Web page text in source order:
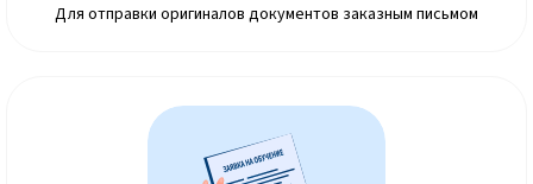
Для отправки оригиналов документов заказным письмом